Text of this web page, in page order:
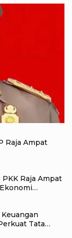
Raja Ampat
Raja Ampat
Tata